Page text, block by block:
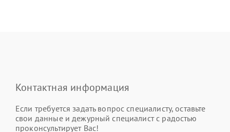
Контактная информация
Если требуется задать вопрос специалисту, оставьте
свои данные и дежурный специалист с радостью
проконсультирует Вас!